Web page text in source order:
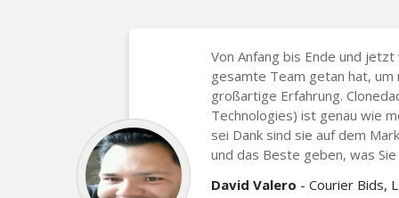
Von Anfang bis Ende und
gesamte Team getan hat,
großartige Erfahrung.
Technologies) ist genau wie
sei Dank sind sie auf dem
und das Beste geben, was
David Valero - Courier Bids,